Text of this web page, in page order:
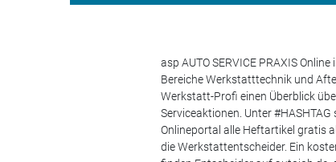
asp AUTO SERVICE PRAXIS
Bereiche Werkstatttechnik und
Werkstatt-Profi einen Überblick
Serviceaktionen. Unter
Onlineportal alle Heftartikel gratis
die Werkstattentscheider. Ein